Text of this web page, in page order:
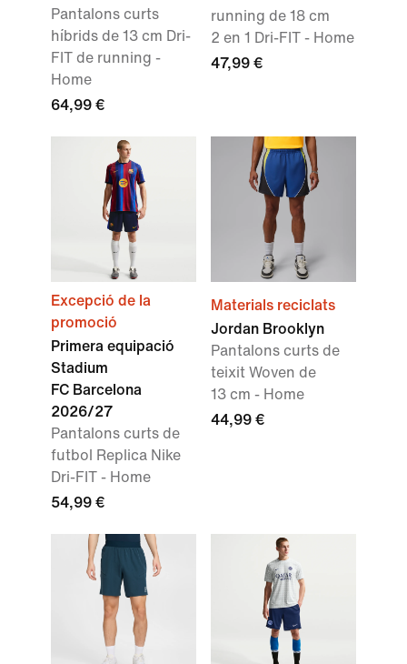
Pantalons curts
híbrids de 13 cm Dri-
FIT de running -
Home
64,99 €
running de 18 cm
2 en 1 Dri-FIT - Home
47,99 €
Excepció de la
promoció
Primera equipació
Stadium
FC Barcelona
2026/27
Pantalons curts de
futbol Replica Nike
Dri-FIT - Home
54,99 €
Materials reciclats
Jordan Brooklyn
Pantalons curts de
teixit Woven de
13 cm - Home
44,99 €